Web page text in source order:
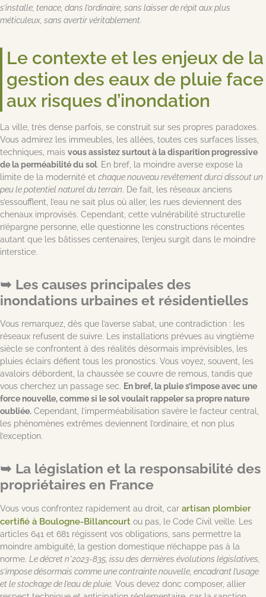
s’installe, tenace, dans l’ordinaire, sans laisser de répit aux plus
méticuleux, sans avertir véritablement.
Le contexte et les enjeux de la
gestion des eaux de pluie face
aux risques d’inondation
La ville, très dense parfois, se construit sur ses propres paradoxes.
Vous admirez les immeubles, les allées, toutes ces surfaces lisses,
techniques, mais vous assistez surtout à la disparition progressive
de la perméabilité du sol. En bref, la moindre averse expose la
limite de la modernité et chaque nouveau revêtement durci dissout un
peu le potentiel naturel du terrain. De fait, les réseaux anciens
s’essoufflent, l’eau ne sait plus où aller, les rues deviennent des
chenaux improvisés. Cependant, cette vulnérabilité structurelle
n’épargne personne, elle questionne les constructions récentes
autant que les bâtisses centenaires, l’enjeu surgit dans le moindre
interstice.
Les causes principales des
inondations urbaines et résidentielles
Vous remarquez, dès que l’averse s’abat, une contradiction : les
réseaux refusent de suivre. Les installations prévues au vingtième
siècle se confrontent à des réalités désormais imprévisibles, les
pluies éclairs défient tous les pronostics. Vous voyez, souvent, les
avaloirs débordent, la chaussée se couvre de remous, tandis que
vous cherchez un passage sec. En bref, la pluie s’impose avec une
force nouvelle, comme si le sol voulait rappeler sa propre nature
oubliée. Cependant, l’imperméabilisation s’avère le facteur central,
les phénomènes extrêmes deviennent l’ordinaire, et non plus
l’exception.
La législation et la responsabilité des
propriétaires en France
Vous vous confrontez rapidement au droit, car artisan plombier
certifié à Boulogne-Billancourt ou pas, le Code Civil veille. Les
articles 641 et 681 régissent vos obligations, sans permettre la
moindre ambiguïté, la gestion domestique n’échappe pas à la
norme. Le décret n°2023-835, issu des dernières évolutions législatives,
s’impose désormais comme une contrainte nouvelle, encadrant l’usage
et le stockage de l’eau de pluie. Vous devez donc composer, allier